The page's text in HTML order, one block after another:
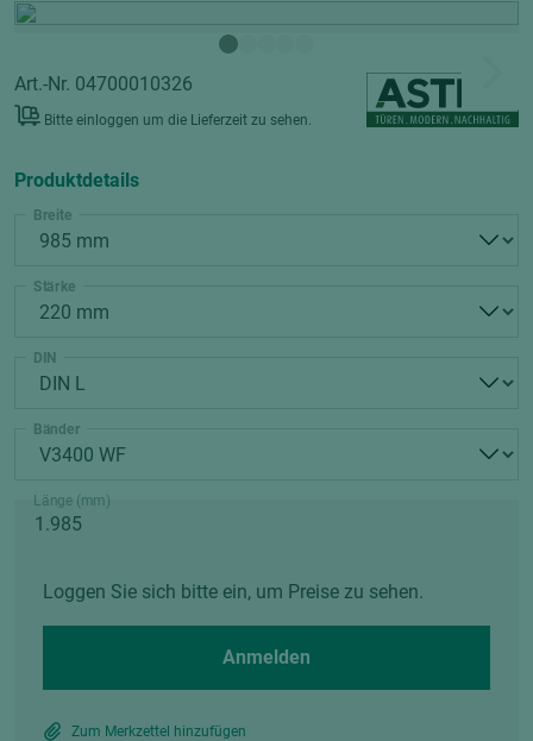
Art.-Nr. 04700010326
Bitte einloggen um die Lieferzeit zu sehen.
Produktdetails
Breite
Stärke
DIN
Bänder
Länge (mm)
Loggen Sie sich bitte ein, um Preise zu sehen.
Anmelden
Zum Merkzettel hinzufügen